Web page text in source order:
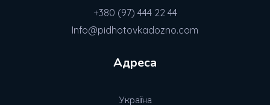
+380 (97) 444 22 44
Info@pidhotovkadozno.com
Адреса
Україна